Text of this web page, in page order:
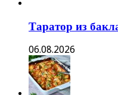
Таратор из
06.08.2026